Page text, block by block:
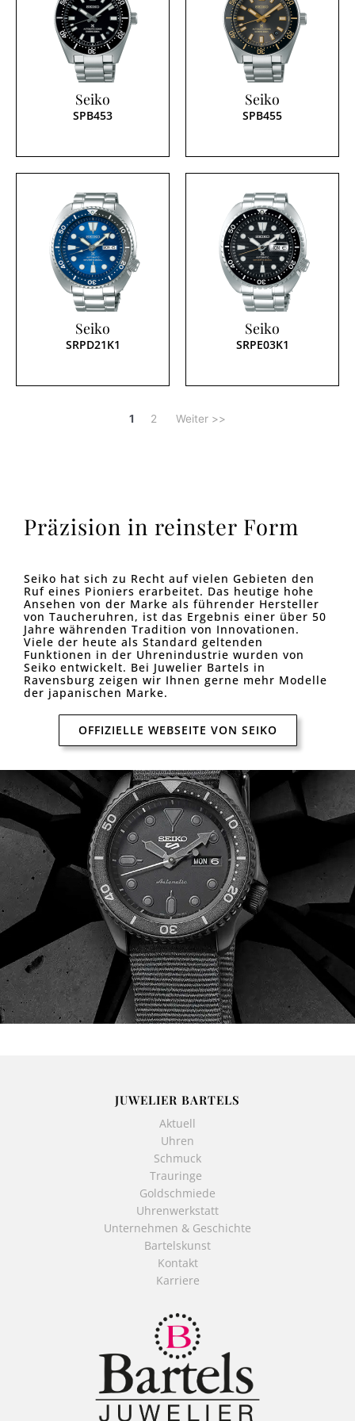
Seiko
SPB453
Seiko
SPB455
Seiko
SRPD21K1
Seiko
SRPE03K1
1 2 Weiter >>
Präzision in reinster Form
Seiko hat sich zu Recht auf vielen Gebieten den
Ruf eines Pioniers erarbeitet. Das heutige hohe
Ansehen von der Marke als führender Hersteller
von Taucheruhren, ist das Ergebnis einer über 50
Jahre währenden Tradition von Innovationen.
Viele der heute als Standard geltenden
Funktionen in der Uhrenindustrie wurden von
Seiko entwickelt. Bei Juwelier Bartels in
Ravensburg zeigen wir Ihnen gerne mehr Modelle
der japanischen Marke.
OFFIZIELLE WEBSEITE VON SEIKO
JUWELIER BARTELS
Aktuell
Uhren
Schmuck
Trauringe
Goldschmiede
Uhrenwerkstatt
Unternehmen & Geschichte
Bartelskunst
Kontakt
Karriere